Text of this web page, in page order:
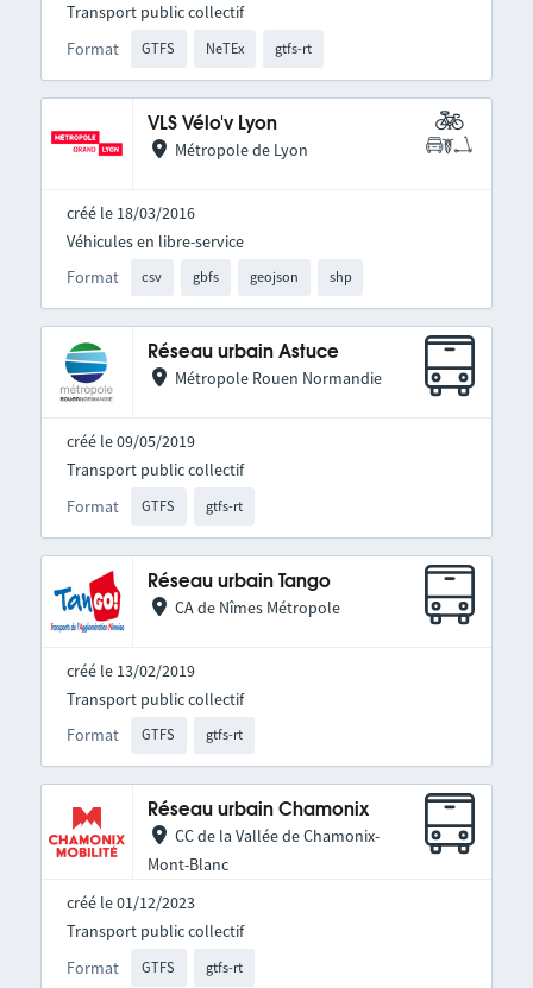
Format GTFS NeTEx gtfs-rt
Transport public collectif
VLS Vélo'v Lyon
Métropole de Lyon
créé le 18/03/2016
Format csv gbfs geojson shp
Véhicules en libre-service
Réseau urbain Astuce
Métropole Rouen Normandie
créé le 09/05/2019
Format GTFS gtfs-rt
Transport public collectif
Réseau urbain Tango
CA de Nîmes Métropole
créé le 13/02/2019
Format GTFS gtfs-rt
Transport public collectif
Réseau urbain Chamonix
CC de la Vallée de Chamonix-
Mont-Blanc
créé le 01/12/2023
Format GTFS gtfs-rt
Transport public collectif